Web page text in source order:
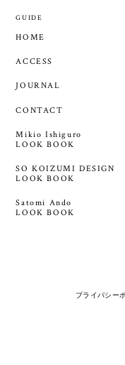
GUIDE
HOME
ACCESS
JOURNAL
CONTACT
Mikio Ishiguro
LOOK BOOK
SO KOIZUMI DESIGN
LOOK BOOK
Satomi Ando
LOOK BOOK
プライバシー